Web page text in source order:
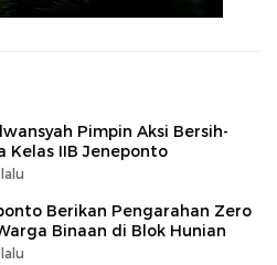
Pimpin Aksi Bersih-
Kelas IIB Jeneponto
Berikan Pengarahan Zero
Binaan di Blok Hunian